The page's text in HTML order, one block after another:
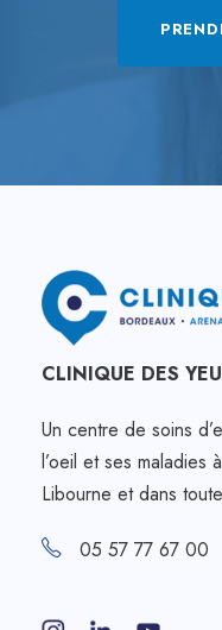
CLINIQUE DES
Un centre de soins
l’oeil et ses maladies
Libourne et dans
05 57 77 67 00